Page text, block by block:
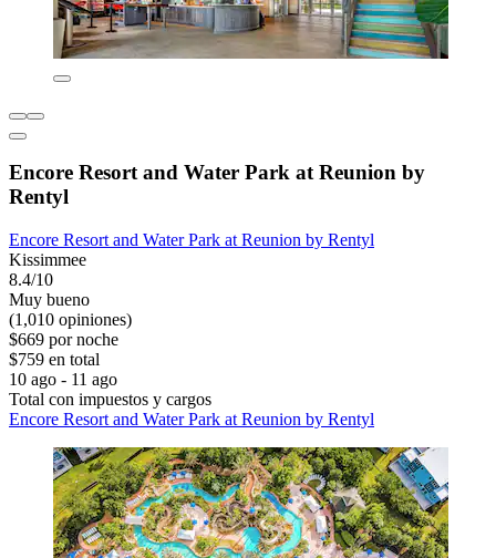
Encore Resort and Water Park at Reunion by
Rentyl
Encore Resort and Water Park at Reunion by Rentyl
Kissimmee
8.4/10
Muy bueno
(1,010 opiniones)
$669 por noche
$759 en total
10 ago - 11 ago
Total con impuestos y cargos
Encore Resort and Water Park at Reunion by Rentyl